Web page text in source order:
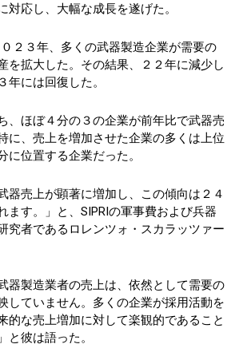
対応し、大幅な成長を遂げた。
２３年、多くの武器製造企業が需要の
を拡大した。その結果、２２年に減少し
年には回復した。
、ほぼ４分の３の企業が前年比で武器売
に、売上を増加させた企業の多くは上位
に位置する企業だった。
器売上が顕著に増加し、この傾向は２４
ます。」と、SIPRIの軍事費および兵器
究者であるロレンツォ・スカラッツァー
器製造業者の売上は、依然として需要の
していません。多くの企業が採用活動を
的な売上増加に対して楽観的であること
と彼は語った。